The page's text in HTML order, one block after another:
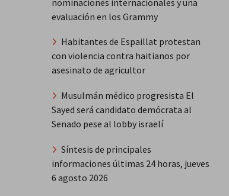
evaluación en los Grammy
Habitantes de Espaillat protestan
con violencia contra haitianos por
asesinato de agricultor
Musulmán médico progresista El
Sayed será candidato demócrata al
Senado pese al lobby israelí
Síntesis de principales
informaciones últimas 24 horas, jueves
6 agosto 2026